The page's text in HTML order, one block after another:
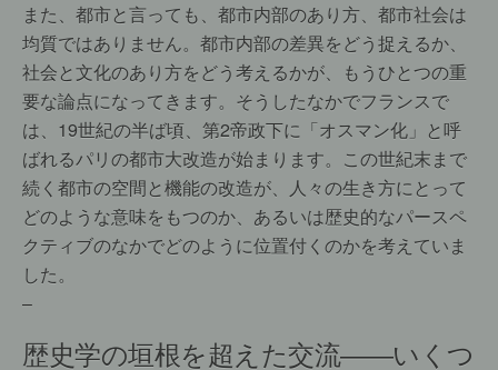
また、都市と言っても、都市内部のあり方、都市社会は
均質ではありません。都市内部の差異をどう捉えるか、
社会と文化のあり方をどう考えるかが、もうひとつの重
要な論点になってきます。そうしたなかでフランスで
は、19世紀の半ば頃、第2帝政下に「オスマン化」と呼
ばれるパリの都市大改造が始まります。この世紀末まで
続く都市の空間と機能の改造が、人々の生き方にとって
どのような意味をもつのか、あるいは歴史的なパースペ
クティブのなかでどのように位置付くのかを考えていま
した。
–
歴史学の垣根を超えた交流――いくつ